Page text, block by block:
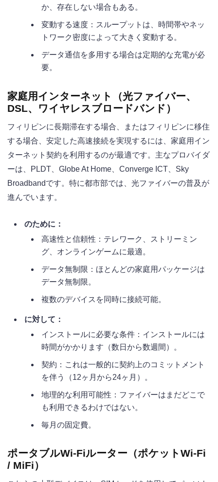
か、存在しない場合もある。
変動する速度：スループットは、時間帯やネッ
トワーク密度によって大きく変動する。
データ通信を多用する場合は定期的な充電が必
要。
家庭用インターネット（光ファイバー、
DSL、ワイヤレスブロードバンド）
フィリピンに長期滞在する場合、またはフィリピンに移住
する場合、安定した高速接続を実現するには、家庭用イン
ターネット契約を利用するのが最適です。主なプロバイダ
ーは、PLDT、Globe At Home、Converge ICT、Sky
Broadbandです。特に都市部では、光ファイバーの普及が
進んでいます。
のために：
高速性と信頼性：テレワーク、ストリーミン
グ、オンラインゲームに最適。
データ無制限：ほとんどの家庭用パッケージは
データ無制限。
複数のデバイスを同時に接続可能。
に対して：
インストールに必要な条件：インストールには
時間がかかります（数日から数週間）。
契約：これは一般的に契約上のコミットメント
を伴う（12ヶ月から24ヶ月）。
地理的な利用可能性：ファイバーはまだどこで
も利用できるわけではない。
毎月の固定費。
ポータブルWi-Fiルーター（ポケットWi-Fi
/ MiFi）